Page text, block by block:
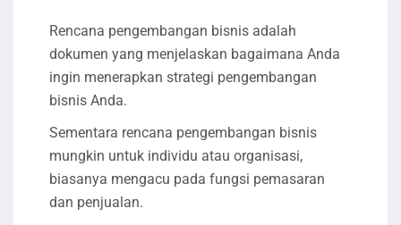
Rencana pengembangan bisnis adalah
dokumen yang menjelaskan bagaimana Anda
ingin menerapkan strategi pengembangan
bisnis Anda.
Sementara rencana pengembangan bisnis
mungkin untuk individu atau organisasi,
biasanya mengacu pada fungsi pemasaran
dan penjualan.